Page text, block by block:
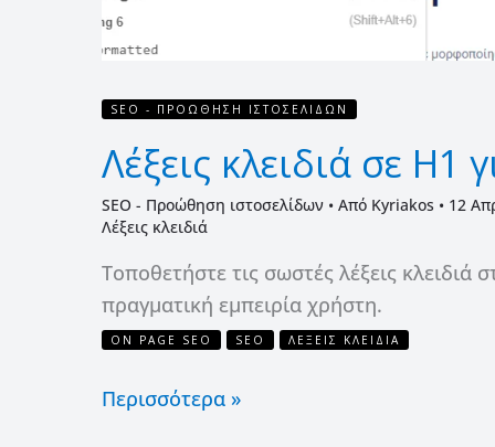
SEO - ΠΡΟΏΘΗΣΗ ΙΣΤΟΣΕΛΊΔΩΝ
Λέξεις κλειδιά σε H1
SEO - Προώθηση ιστοσελίδων • Από Kyriakos • 12
Λέξεις κλειδιά
Τοποθετήστε τις σωστές λέξεις κλειδιά
πραγματική εμπειρία χρήστη.
ON PAGE SEO SEO ΛΈΞΕΙΣ ΚΛΕΙΔΙΆ
Περισσότερα »